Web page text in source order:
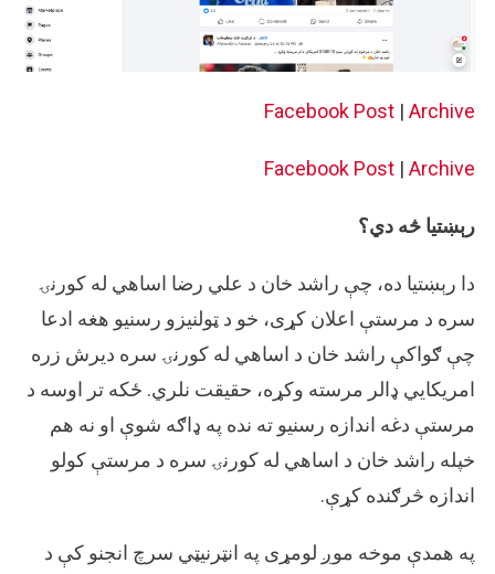
Facebook Post |Archive
Facebook Post |Archive
رېښتیا څه دي؟
دا رېښتیا ده، چې راشد خان د علي رضا اساهي له کورنۍ
سره د مرستې اعلان کړی، خو د ټولنیزو رسنیو هغه ادعا
چې ګواکې راشد خان د اساهي له کورنۍ سره دیرش زره
امریکایي ډالر مرسته وکړه، حقیقت نلري. ځکه تر اوسه د
مرستې دغه اندازه رسنیو ته نده په ډاګه شوې او نه هم
خپله راشد خان د اساهي له کورنۍ سره د مرستې کولو
اندازه څرګنده کړې.
په همدې موخه موږ لومړی په انټرنیټي سرچ انجنو کې د